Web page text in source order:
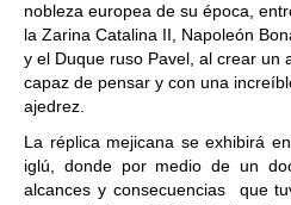
nobleza europea de su época,
la Zarina Catalina II, Napoleón
y el Duque ruso Pavel, al crear un
capaz de pensar y con una
ajedrez.
La réplica mejicana se exhibirá
iglú, donde por medio de un
alcances y consecuencias que